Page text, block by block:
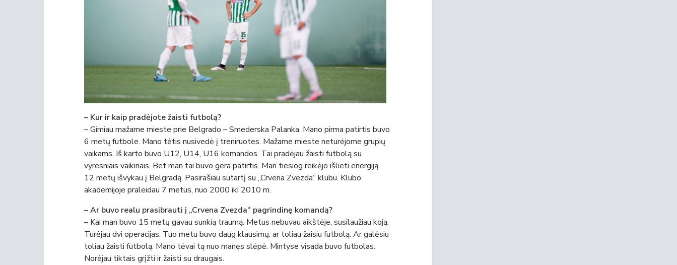
– Kur ir kaip pradėjote žaisti futbolą?
– Gimiau mažame mieste prie Belgrado – Smederska Palanka. Mano pirma patirtis buvo
6 metų futbole. Mano tėtis nusivedė į treniruotes. Mažame mieste neturėjome grupių
vaikams. Iš karto buvo U12, U14, U16 komandos. Tai pradėjau žaisti futbolą su
vyresniais vaikinais. Bet man tai buvo gera patirtis. Man tiesiog reikėjo išlieti energiją.
12 metų išvykau į Belgradą. Pasirašiau sutartį su „Crvena Zvezda“ klubu. Klubo
akademijoje praleidau 7 metus, nuo 2000 iki 2010 m.
– Ar buvo realu prasibrauti į „Crvena Zvezda“ pagrindinę komandą?
– Kai man buvo 15 metų gavau sunkią traumą. Metus nebuvau aikštėje, susilaužiau koją.
Turėjau dvi operacijas. Tuo metu buvo daug klausimų, ar toliau žaisiu futbolą. Ar galėsiu
toliau žaisti futbolą. Mano tėvai tą nuo manęs slėpė. Mintyse visada buvo futbolas.
Norėjau tiktais grįžti ir žaisti su draugais.